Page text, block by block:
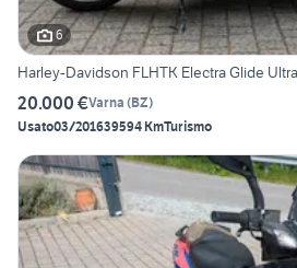
6
Harley-Davidson FLHTK Electra Glide
20.000 €Varna (BZ)
Usato03/201639594 KmTurismo